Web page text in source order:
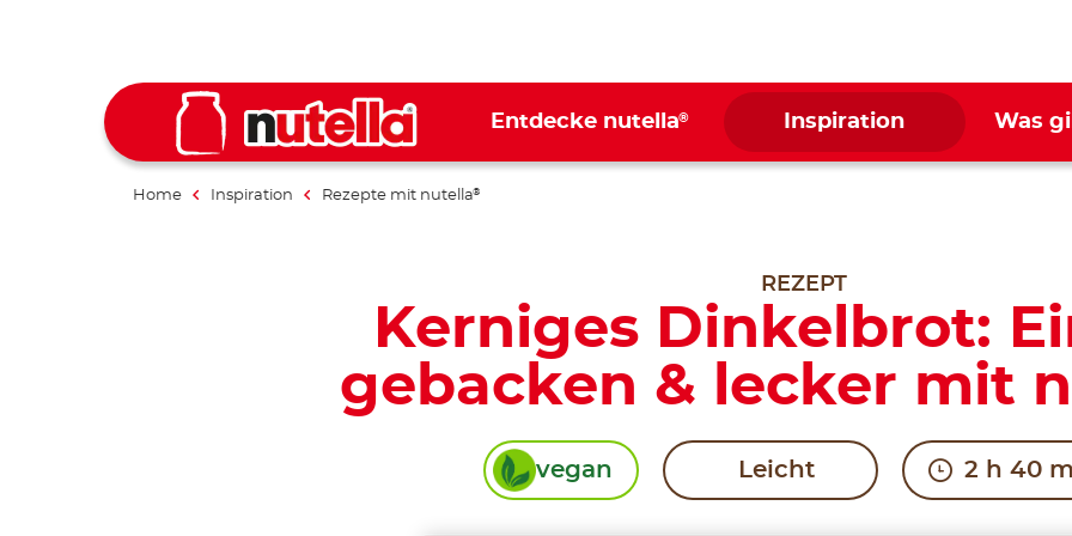
Entdecke nutella® Inspiration Was
Home Inspiration Rezepte mit nutella®
REZEPT
Kerniges Dinkelbrot:
gebacken & lecker mit
vegan Leicht 2 h 40